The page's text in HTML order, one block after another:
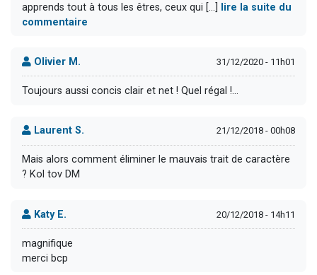
apprends tout à tous les êtres, ceux qui [...]
lire la suite du
commentaire
Olivier M. 31/12/2020 - 11h01
Toujours aussi concis clair et net ! Quel régal !…
Laurent S. 21/12/2018 - 00h08
Mais alors comment éliminer le mauvais trait de caractère
? Kol tov DM
Katy E. 20/12/2018 - 14h11
magnifique
merci bcp